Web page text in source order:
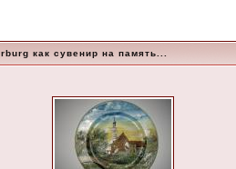
как сувенир на память...